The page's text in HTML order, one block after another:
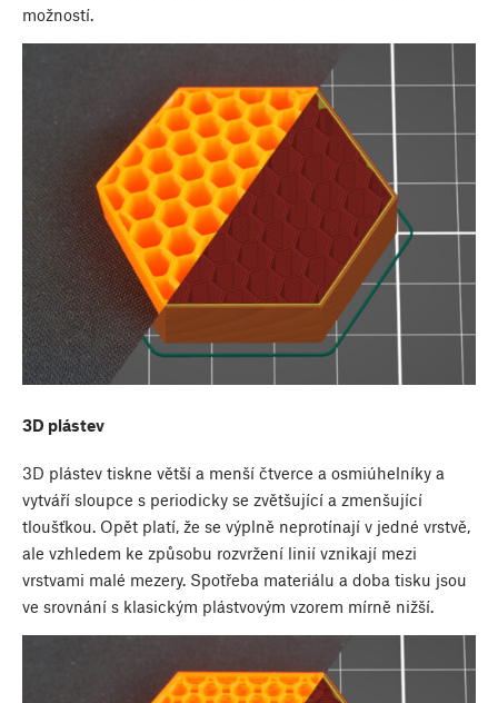
možností.
3D plástev
3D plástev tiskne větší a menší čtverce a osmiúhelníky a
vytváří sloupce s periodicky se zvětšující a zmenšující
tloušťkou. Opět platí, že se výplně neprotínají v jedné vrstvě,
ale vzhledem ke způsobu rozvržení linií vznikají mezi
vrstvami malé mezery. Spotřeba materiálu a doba tisku jsou
ve srovnání s klasickým plástvovým vzorem mírně nižší.